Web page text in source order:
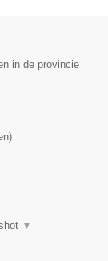
in de provincie
)
▼